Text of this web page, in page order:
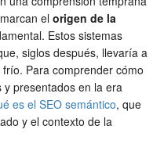
el origen de la
Estos sistemas
siglos después, llevaría a
Para comprender cómo
presentados en la era
es el SEO semántico, que
y el contexto de la